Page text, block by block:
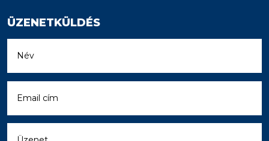
ÜZENETKÜLDÉS